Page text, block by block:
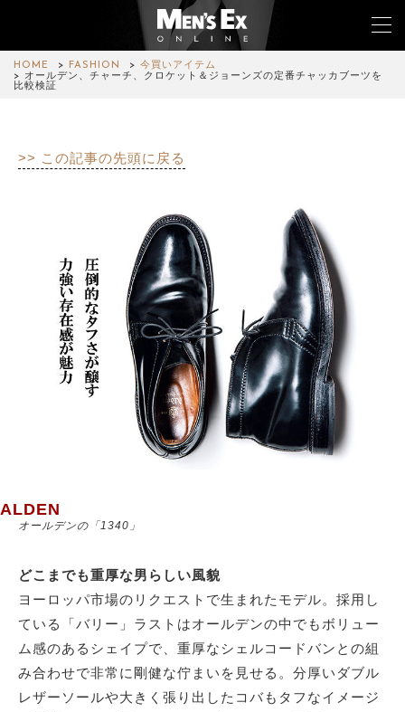
HOME FASHION
今買いアイテム
オールデン、チャーチ、クロケット＆ジョーンズの定番チャッカブーツを
比較検証
>> この記事の先頭に戻る
ALDEN
オールデンの「1340」
どこまでも重厚な男らしい風貌
ヨーロッパ市場のリクエストで生まれたモデル。採用し
ている「バリー」ラストはオールデンの中でもボリュー
ム感のあるシェイプで、重厚なシェルコードバンとの組
み合わせで非常に剛健な佇まいを見せる。分厚いダブル
レザーソールや大きく張り出したコバもタフなイメージ
FASHION
LIFESTYLE
COLUMN
MAGAZINE
ABOUT SITE
サイトマップ